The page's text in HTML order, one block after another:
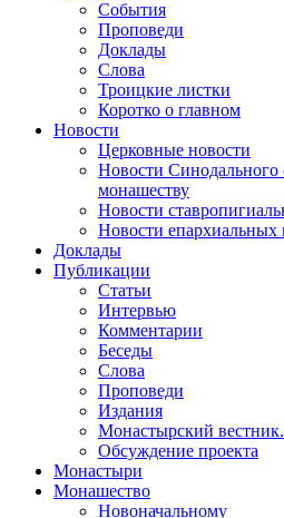
События
Проповеди
Доклады
Слова
Троицкие листки
Коротко о главном
Новости
Церковные новости
Новости Синодального
монашеству
Новости
Новости епархиальных
Доклады
Публикации
Статьи
Интервью
Комментарии
Беседы
Слова
Проповеди
Издания
Монастырский
Обсуждение проекта
Монастыри
Монашество
Новоначальному